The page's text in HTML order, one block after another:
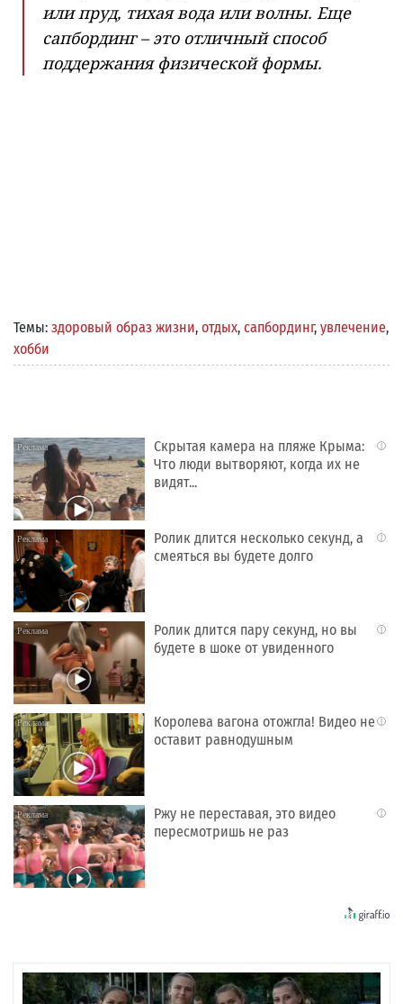
или пруд, тихая вода или волны. Еще
сапбординг – это отличный способ
поддержания физической формы.
Темы: здоровый образ жизни, отдых, сапбординг, увлечение,
хобби
i
Скрытая камера на пляже Крыма:
Что люди вытворяют, когда их не
видят...
i
Ролик длится несколько секунд, а
смеяться вы будете долго
i
Ролик длится пару секунд, но вы
будете в шоке от увиденного
i
Королева вагона отожгла! Видео не
оставит равнодушным
i
Ржу не переставая, это видео
пересмотришь не раз